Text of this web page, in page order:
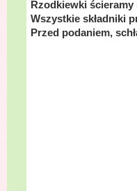
Rzodkiewki
Wszystkie składniki
Przed podaniem,